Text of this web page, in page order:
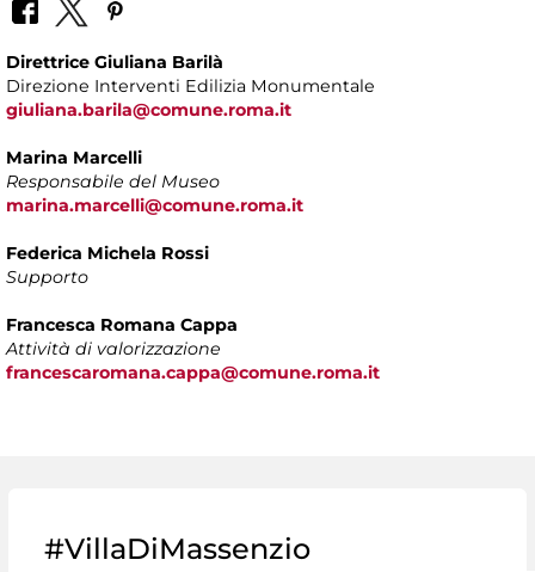
Direttrice Giuliana Barilà
Direzione Interventi Edilizia Monumentale
giuliana.barila@comune.roma.it
Marina Marcelli
Responsabile del Museo
marina.marcelli@comune.roma.it
Federica Michela Rossi
Supporto
Francesca Romana Cappa
Attività di valorizzazione
francescaromana.cappa@comune.roma.it
#VillaDiMassenzio